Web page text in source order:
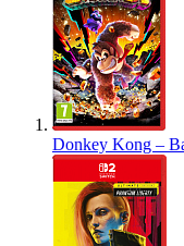
Donkey Kong –